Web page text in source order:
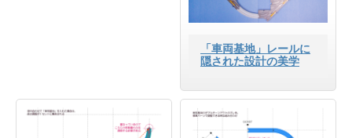
「車両基地」レールに
隠された設計の美学